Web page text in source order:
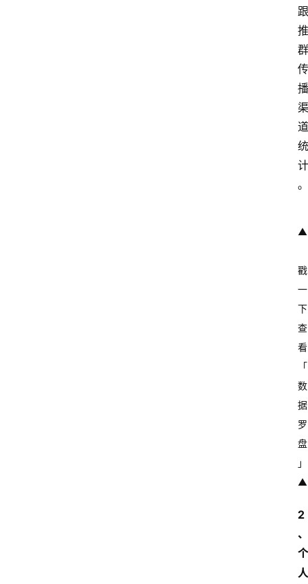
跟
推
群
传
播
渠
道
统
计
。
▲
戳
一
下
查
看
「
数
据
罗
盘
」
▲
2
、
个
人